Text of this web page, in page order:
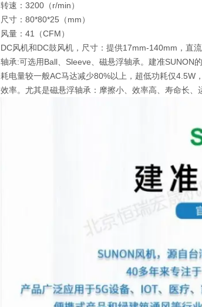
转速：3200（r/min）
尺寸：80*80*25（mm）
风量：41（CFM）
DC风机和DC鼓风机，尺寸：提供17mm-140mm，直
轴承:可选用Ball、Sleeve、磁悬浮轴承。建准SUNON
耗电量较一般AC马达减少80%以上，超低功耗仅
效率。尤其是磁悬浮轴承：摩擦小、效率高、寿命长、